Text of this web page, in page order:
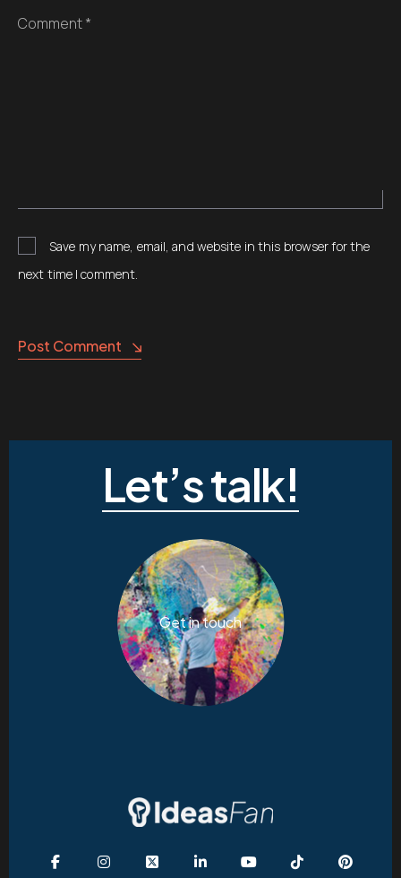
Comment *
Save my name, email, and website in this browser for the
next time I comment.
Post Comment
Let’s talk!
Get in touch